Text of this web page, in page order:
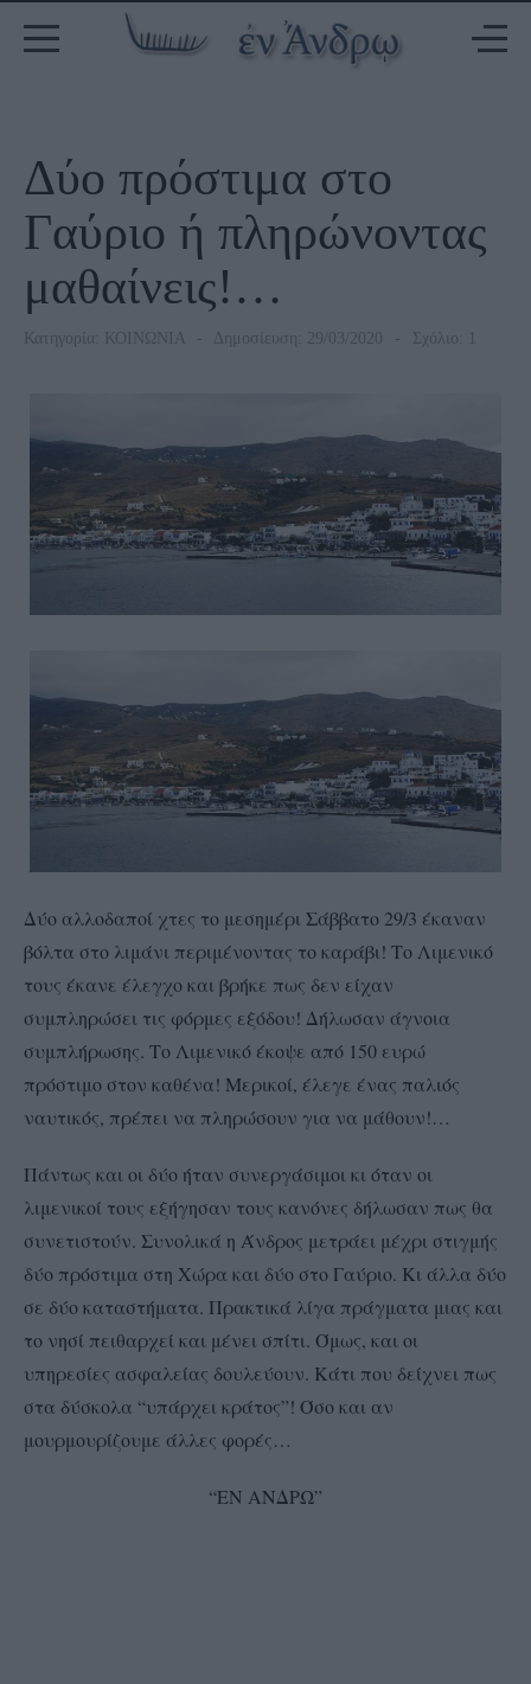
Δύο πρόστιμα στο
Γαύριο ή πληρώνοντας
μαθαίνεις!…
Κατηγορία: ΚΟΙΝΩΝΙΑ Δημοσίευση: 29/03/2020 Σχόλιο: 1
Δύο αλλοδαποί χτες το μεσημέρι Σάββατο 29/3 έκαναν
βόλτα στο λιμάνι περιμένοντας το καράβι! Το Λιμενικό
τους έκανε έλεγχο και βρήκε πως δεν είχαν
συμπληρώσει τις φόρμες εξόδου! Δήλωσαν άγνοια
συμπλήρωσης. Το Λιμενικό έκοψε από 150 ευρώ
πρόστιμο στον καθένα! Μερικοί, έλεγε ένας παλιός
ναυτικός, πρέπει να πληρώσουν για να μάθουν!…
Πάντως και οι δύο ήταν συνεργάσιμοι κι όταν οι
λιμενικοί τους εξήγησαν τους κανόνες δήλωσαν πως θα
συνετιστούν. Συνολικά η Άνδρος μετράει μέχρι στιγμής
δύο πρόστιμα στη Χώρα και δύο στο Γαύριο. Κι άλλα δύο
σε δύο καταστήματα. Πρακτικά λίγα πράγματα μιας και
το νησί πειθαρχεί και μένει σπίτι. Όμως, και οι
υπηρεσίες ασφαλείας δουλεύουν. Κάτι που δείχνει πως
στα δύσκολα “υπάρχει κράτος”! Όσο και αν
μουρμουρίζουμε άλλες φορές…
“ΕΝ ΑΝΔΡΩ”